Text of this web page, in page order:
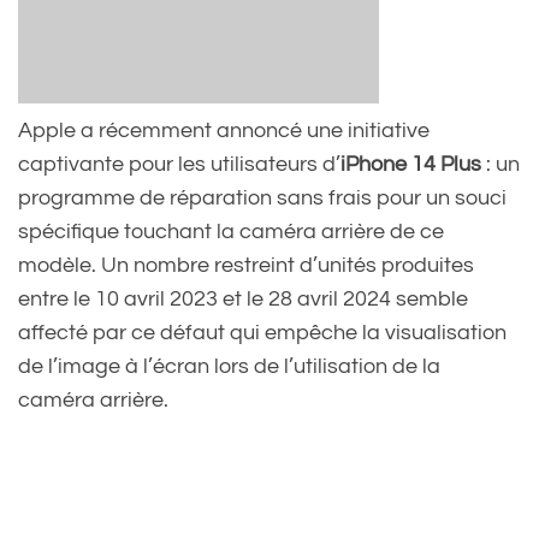
Apple a récemment annoncé une initiative
captivante pour les utilisateurs d’iPhone 14 Plus : un
programme de réparation sans frais pour un souci
spécifique touchant la caméra arrière de ce
modèle. Un nombre restreint d’unités produites
entre le 10 avril 2023 et le 28 avril 2024 semble
affecté par ce défaut qui empêche la visualisation
de l’image à l’écran lors de l’utilisation de la
caméra arrière.